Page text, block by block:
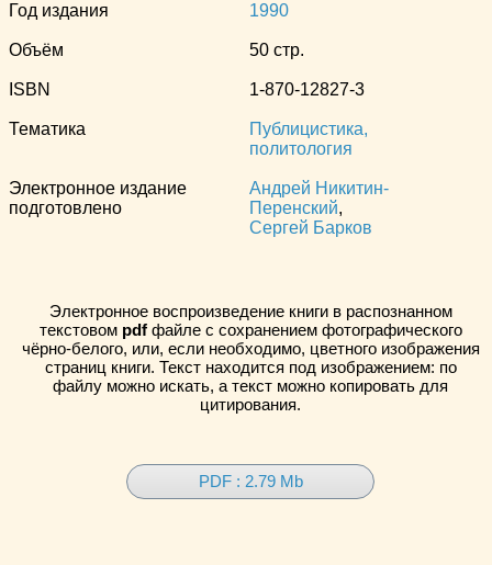
Год издания 1990
Объём 50 стр.
ISBN 1-870-12827-3
Тематика
Публицистика,
политология
Электронное издание
подготовлено
Андрей Никитин-
Перенский,
Сергей Барков
Электронное воспроизведение книги в распознанном
текстовом pdfфайле с сохранением фотографического
чёрно-белого, или, если необходимо, цветного изображения
страниц книги. Текст находится под изображением: по
файлу можно искать, а текст можно копировать для
цитирования.
PDF : 2.79 Mb